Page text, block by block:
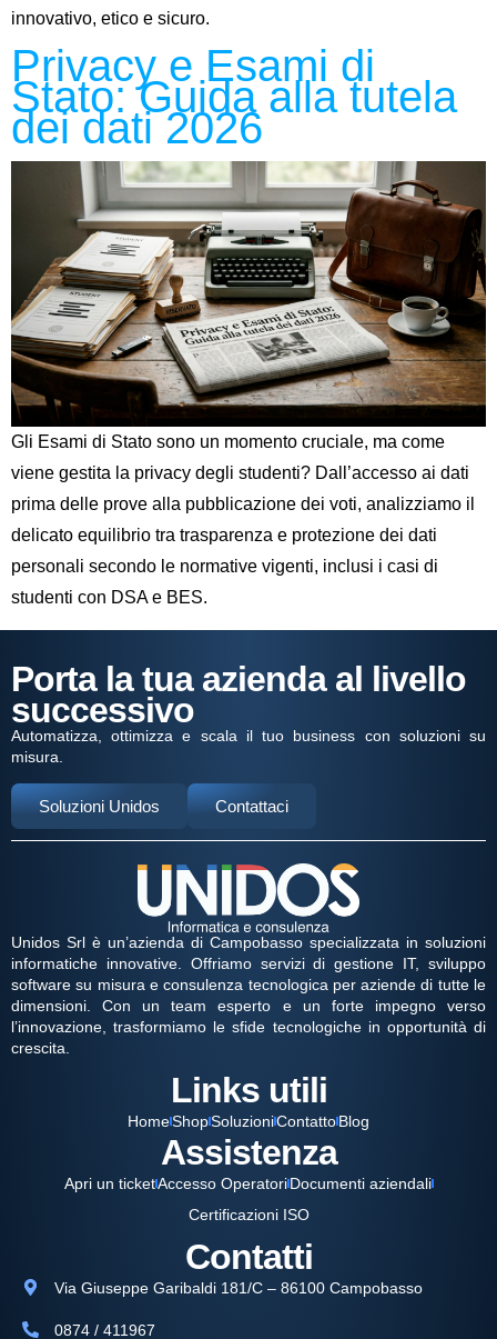
innovativo, etico e sicuro.
Privacy e Esami di
Stato: Guida alla tutela
dei dati 2026
Gli Esami di Stato sono un momento cruciale, ma come
viene gestita la privacy degli studenti? Dall’accesso ai dati
prima delle prove alla pubblicazione dei voti, analizziamo il
delicato equilibrio tra trasparenza e protezione dei dati
personali secondo le normative vigenti, inclusi i casi di
studenti con DSA e BES.
Porta la tua azienda al livello
successivo
Automatizza, ottimizza e scala il tuo business con soluzioni su
misura.
Soluzioni Unidos Contattaci
Unidos Srl è un’azienda di Campobasso specializzata in soluzioni
informatiche innovative. Offriamo servizi di gestione IT, sviluppo
software su misura e consulenza tecnologica per aziende di tutte le
dimensioni. Con un team esperto e un forte impegno verso
l’innovazione, trasformiamo le sfide tecnologiche in opportunità di
crescita.
Links utili
HomeShopSoluzioniContattoBlog
Assistenza
Apri un ticketAccesso OperatoriDocumenti aziendali
Certificazioni ISO
Contatti
Via Giuseppe Garibaldi 181/C – 86100 Campobasso
0874 / 411967